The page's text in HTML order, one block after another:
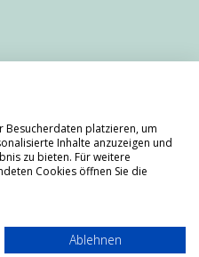
Besucherdaten platzieren, um
Inhalte anzuzeigen und
zu bieten. Für weitere
Cookies öffnen Sie die
Ablehnen